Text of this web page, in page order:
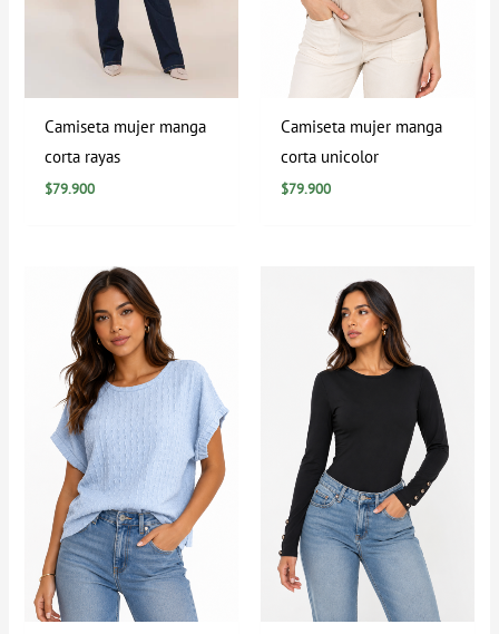
Camiseta mujer manga
corta rayas
$79.900
Camiseta mujer manga
corta unicolor
$79.900